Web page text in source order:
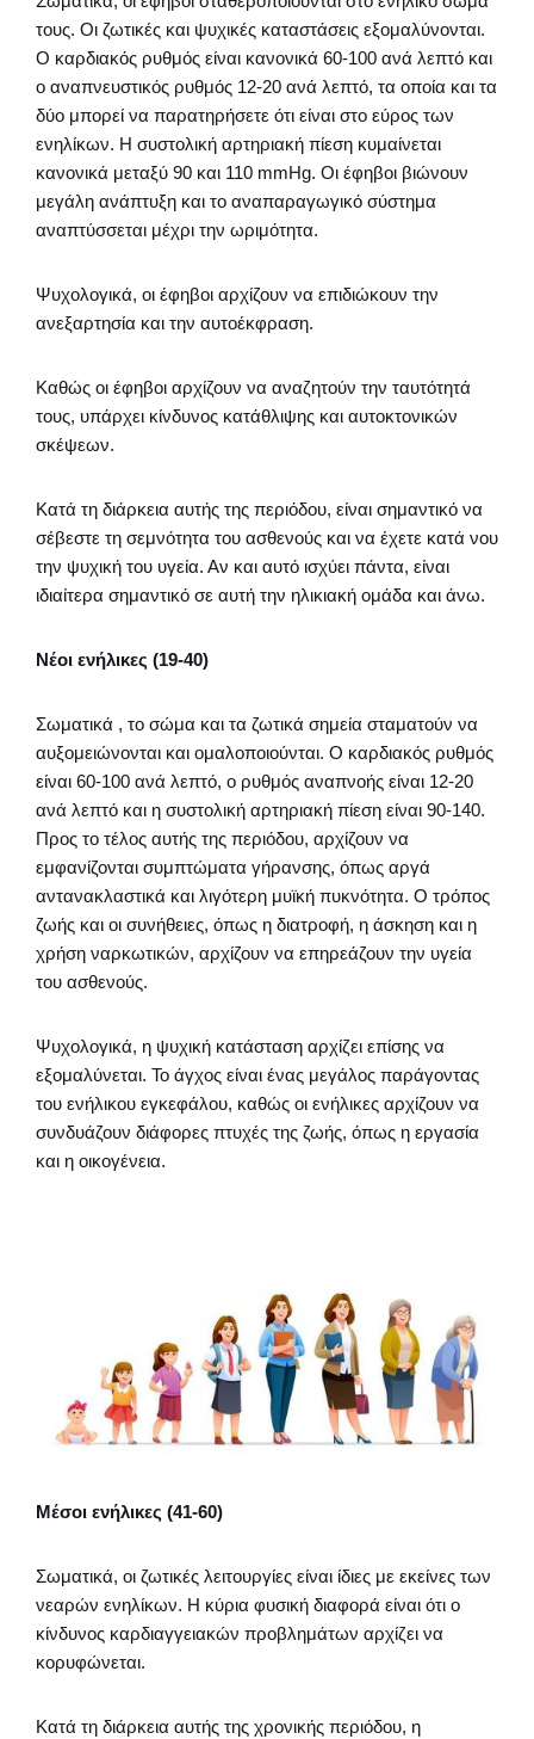
τους. Οι ζωτικές και ψυχικές καταστάσεις εξομαλύνονται.
Ο καρδιακός ρυθμός είναι κανονικά 60-100 ανά λεπτό και
ο αναπνευστικός ρυθμός 12-20 ανά λεπτό, τα οποία και τα
δύο μπορεί να παρατηρήσετε ότι είναι στο εύρος των
ενηλίκων. Η συστολική αρτηριακή πίεση κυμαίνεται
κανονικά μεταξύ 90 και 110 mmHg. Οι έφηβοι βιώνουν
μεγάλη ανάπτυξη και το αναπαραγωγικό σύστημα
αναπτύσσεται μέχρι την ωριμότητα.
Ψυχολογικά, οι έφηβοι αρχίζουν να επιδιώκουν την
ανεξαρτησία και την αυτοέκφραση.
Καθώς οι έφηβοι αρχίζουν να αναζητούν την ταυτότητά
τους, υπάρχει κίνδυνος κατάθλιψης και αυτοκτονικών
σκέψεων.
Κατά τη διάρκεια αυτής της περιόδου, είναι σημαντικό να
σέβεστε τη σεμνότητα του ασθενούς και να έχετε κατά νου
την ψυχική του υγεία. Αν και αυτό ισχύει πάντα, είναι
ιδιαίτερα σημαντικό σε αυτή την ηλικιακή ομάδα και άνω.
Νέοι ενήλικες (19-40)
Σωματικά , το σώμα και τα ζωτικά σημεία σταματούν να
αυξομειώνονται και ομαλοποιούνται. Ο καρδιακός ρυθμός
είναι 60-100 ανά λεπτό, ο ρυθμός αναπνοής είναι 12-20
ανά λεπτό και η συστολική αρτηριακή πίεση είναι 90-140.
Προς το τέλος αυτής της περιόδου, αρχίζουν να
εμφανίζονται συμπτώματα γήρανσης, όπως αργά
αντανακλαστικά και λιγότερη μυϊκή πυκνότητα. Ο τρόπος
ζωής και οι συνήθειες, όπως η διατροφή, η άσκηση και η
χρήση ναρκωτικών, αρχίζουν να επηρεάζουν την υγεία
του ασθενούς.
Ψυχολογικά, η ψυχική κατάσταση αρχίζει επίσης να
εξομαλύνεται. Το άγχος είναι ένας μεγάλος παράγοντας
του ενήλικου εγκεφάλου, καθώς οι ενήλικες αρχίζουν να
συνδυάζουν διάφορες πτυχές της ζωής, όπως η εργασία
και η οικογένεια.
Μέσοι ενήλικες (41-60)
Σωματικά, οι ζωτικές λειτουργίες είναι ίδιες με εκείνες των
νεαρών ενηλίκων. Η κύρια φυσική διαφορά είναι ότι ο
κίνδυνος καρδιαγγειακών προβλημάτων αρχίζει να
κορυφώνεται.
Κατά τη διάρκεια αυτής της χρονικής περιόδου, η